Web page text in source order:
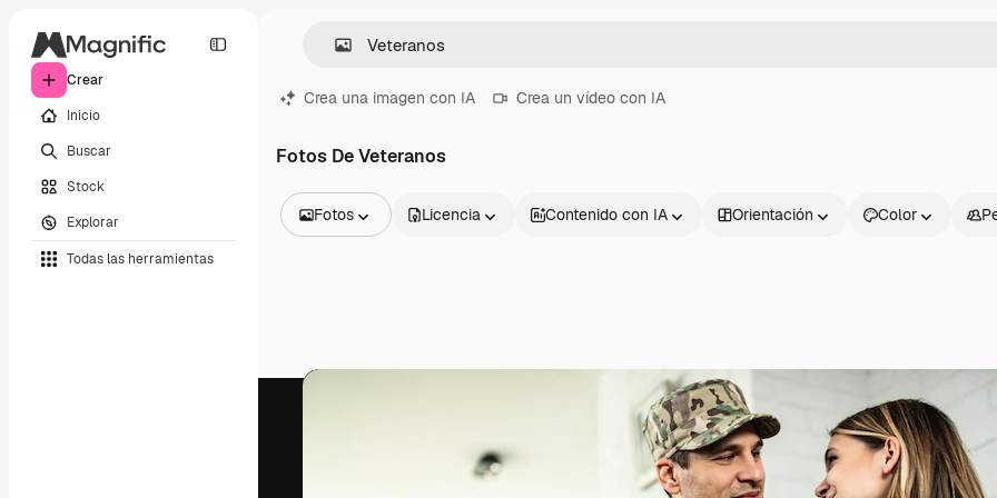
Crear
Inicio
Buscar
Stock
Explorar
Todas las herramientas
Crea una imagen con IA Crea un vídeo con IA
Fotos De Veteranos
Fotos
Vídeos
Licencia Contenido con IA Orientación Color
Productos Información útil